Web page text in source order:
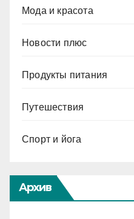
Мода и красота
Новости плюс
Продукты питания
Путешествия
Спорт и йога
Архив